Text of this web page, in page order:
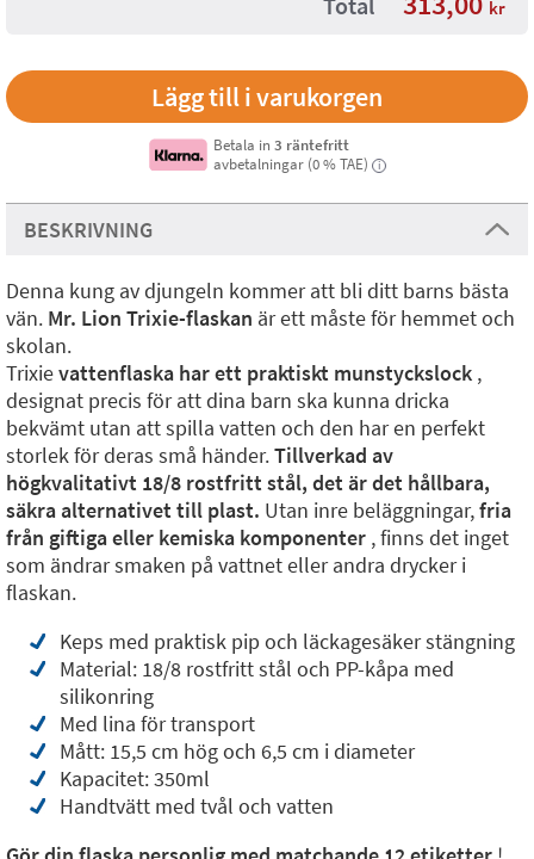
kr
Betala in 3 räntefritt
avbetalningar (0 % TAE)
i
BESKRIVNING
Denna kung av djungeln kommer att bli ditt barns bästa
vän. Mr. Lion Trixie-flaskan är ett måste för hemmet och
skolan.
Trixievattenflaska har ett praktiskt munstyckslock ,
designat precis för att dina barn ska kunna dricka
bekvämt utan att spilla vatten och den har en perfekt
storlek för deras små händer.Tillverkad av
högkvalitativt 18/8 rostfritt stål, det är det hållbara,
säkra alternativet till plast. Utan inre beläggningar,fria
från giftiga eller kemiska komponenter , finns det inget
som ändrar smaken på vattnet eller andra drycker i
flaskan.
Keps med praktisk pip och läckagesäker stängning
Material: 18/8 rostfritt stål och PP-kåpa med
silikonring
Med lina för transport
Mått: 15,5 cm hög och 6,5 cm i diameter
Kapacitet: 350ml
Handtvätt med tvål och vatten